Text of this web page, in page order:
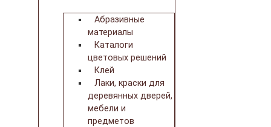
Абразивные
материалы
Каталоги
цветовых решений
Клей
Лаки, краски для
деревянных дверей,
мебели и
предметов